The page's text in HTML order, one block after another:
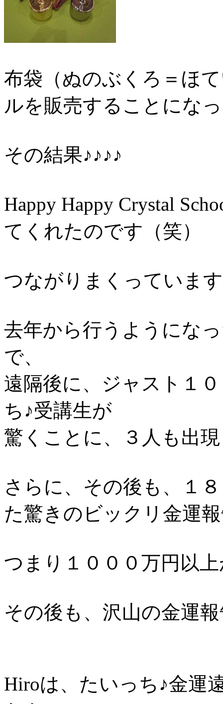
布袋（ぬのぶくろ＝ほ
ルを販売することにな
その結果♪♪♪♪
Happy Happy Crystal
てくれたのです（笑）
つながりまくっていま
去年から行うようにな
で、
遠隔後に、ジャスト１
ち♪受講生が
驚くことに、３人も出
さらに、その後も、１
た驚きのビックリ金運
つまり１０００万円以
その後も、沢山の金運
Hiroは、たいっち♪金運